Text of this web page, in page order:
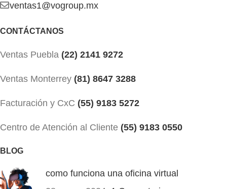
ventas1@vogroup.mx
CONTÁCTANOS
Ventas Puebla (22) 2141 9272
Ventas Monterrey (81) 8647 3288
Facturación y CxC (55) 9183 5272
Centro de Atención al Cliente (55) 9183 0550
BLOG
como funciona una oficina virtual